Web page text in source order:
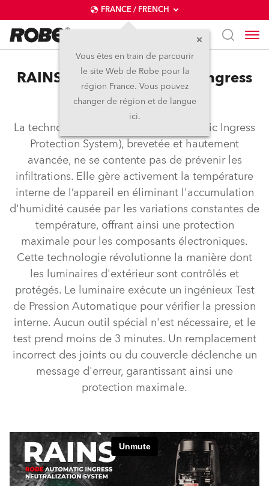
FRANCE / FRENCH
Vous êtes en train de parcourir
le site Web de Robe pour la
région France. Vous pouvez
changer de région et de langue
ici.
RAINS™ – Robe Automatic Ingress
Protection System
La technologie RAINS™ (Robe Automatic Ingress
Protection System), brevetée et hautement
avancée, ne se contente pas de prévenir les
infiltrations. Elle gère activement la température
interne de l’appareil en éliminant l'accumulation
d'humidité causée par les variations constantes de
température, offrant ainsi une protection
maximale pour les composants électroniques.
Cette technologie révolutionne la manière dont
les luminaires d'extérieur sont contrôlés et
protégés. Le luminaire exécute un ingénieux Test
de Pression Automatique pour vérifier la pression
interne. Aucun outil spécial n'est nécessaire, et le
test prend moins de 3 minutes. Un remplacement
incorrect des joints ou du couvercle déclenche un
message d'erreur, garantissant ainsi une
protection maximale.